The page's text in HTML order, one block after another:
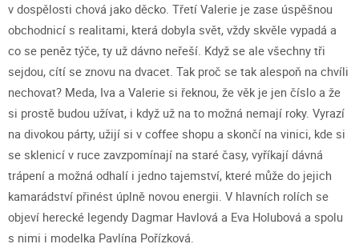
v dospělosti chová jako děcko. Třetí Valerie je zase úspěšnou
obchodnicí s realitami, která dobyla svět, vždy skvěle vypadá a
co se peněz týče, ty už dávno neřeší. Když se ale všechny tři
sejdou, cítí se znovu na dvacet. Tak proč se tak alespoň na chvíli
nechovat? Meda, Iva a Valerie si řeknou, že věk je jen číslo a že
si prostě budou užívat, i když už na to možná nemají roky. Vyrazí
na divokou párty, užijí si v coffee shopu a skončí na vinici, kde si
se sklenicí v ruce zavzpomínají na staré časy, vyříkají dávná
trápení a možná odhalí i jedno tajemství, které může do jejich
kamarádství přinést úplně novou energii. V hlavních rolích se
objeví herecké legendy Dagmar Havlová a Eva Holubová a spolu
s nimi i modelka Pavlína Pořízková.